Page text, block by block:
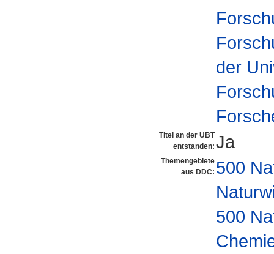
der
Titel an der UBT
entstanden: Ja
Themengebiete
aus DDC: 500
500